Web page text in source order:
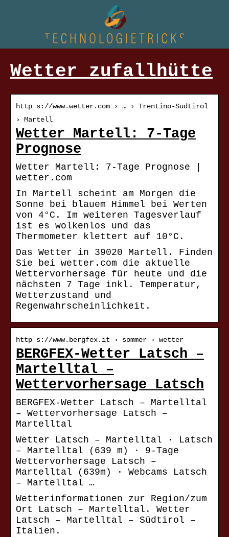
Wetter zufallhütte
http s://www.wetter.com › … › Trentino-Südtirol
› Martell
Wetter Martell: 7-Tage
Prognose
Wetter Martell: 7-Tage Prognose |
wetter.com
In Martell scheint am Morgen die
Sonne bei blauem Himmel bei Werten
von 4°C. Im weiteren Tagesverlauf
ist es wolkenlos und das
Thermometer klettert auf 10°C.
Das Wetter in 39020 Martell. Finden
Sie bei wetter.com die aktuelle
Wettervorhersage für heute und die
nächsten 7 Tage inkl. Temperatur,
Wetterzustand und
Regenwahrscheinlichkeit.
http s://www.bergfex.it › sommer › wetter
BERGFEX-Wetter Latsch –
Martelltal –
Wettervorhersage Latsch
BERGFEX-Wetter Latsch – Martelltal
– Wettervorhersage Latsch –
Martelltal
Wetter Latsch – Martelltal · Latsch
– Martelltal (639 m) · 9-Tage
Wettervorhersage Latsch –
Martelltal (639m) · Webcams Latsch
– Martelltal …
Wetterinformationen zur Region/zum
Ort Latsch – Martelltal. Wetter
Latsch – Martelltal – Südtirol –
Italien.